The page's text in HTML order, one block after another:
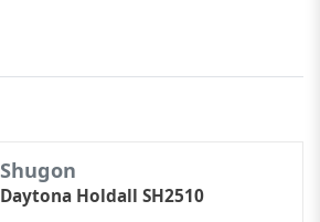
Shugon
Daytona Holdall SH2510